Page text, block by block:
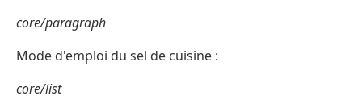
core/paragraph
Mode d'emploi du sel de cuisine :
core/list